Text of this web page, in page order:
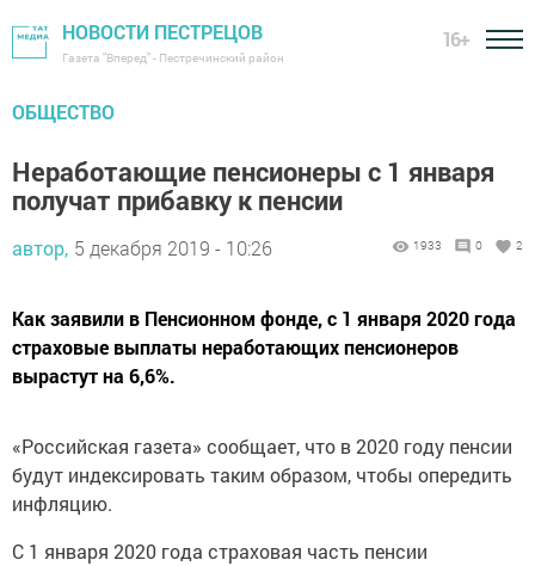
НОВОСТИ ПЕСТРЕЦОВ
Газета "Вперед" - Пестречинский район
16+
ОБЩЕСТВО
Неработающие пенсионеры c 1 января
получат прибавку к пенсии
автор, 5 декабря 2019 - 10:26 1933 0 2
Как заявили в Пенсионном фонде, с 1 января 2020 года
страховые выплаты неработающих пенсионеров
вырастут на 6,6%.
«Российская газета» сообщает, что в 2020 году пенсии
будут индексировать таким образом, чтобы опередить
инфляцию.
С 1 января 2020 года страховая часть пенсии